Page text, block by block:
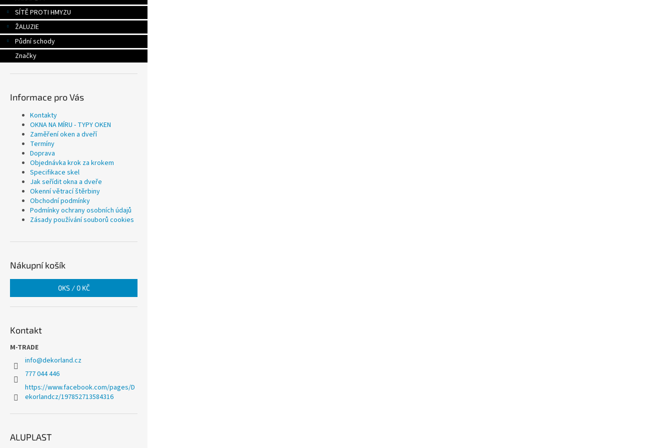
SÍTĚ PROTI HMYZU
ŽALUZIE
Půdní schody
Značky
Informace pro Vás
Kontakty
OKNA NA MÍRU - TYPY OKEN
Zaměření oken a dveří
Termíny
Doprava
Objednávka krok za krokem
Specifikace skel
Jak seřídit okna a dveře
Okenní větrací štěrbiny
Obchodní podmínky
Podmínky ochrany osobních údajů
Zásady používání souborů cookies
Nákupní košík
0KS / 0 KČ
Kontakt
M-TRADE
info@dekorland.cz
777 044 446
https://www.facebook.com/pages/D
ekorlandcz/197852713584316
ALUPLAST